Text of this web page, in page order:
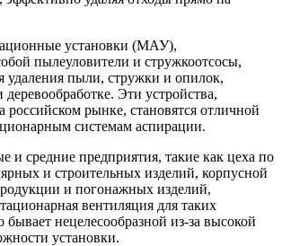
установки (МАУ),
пылеуловители и стружкоотсосы,
удаления пыли, стружки и опилок,
Эти устройства,
российском рынке, становятся отличной
системам аспирации.
и средние предприятия, такие как цеха по
и строительных изделий, корпусной
и погонажных изделий,
вентиляция для таких
бывает нецелесообразной из-за высокой
установки.